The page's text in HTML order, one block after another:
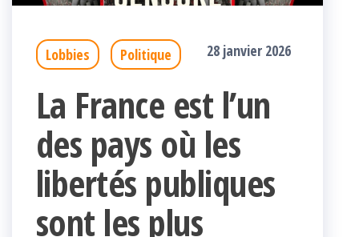
Lobbies Politique 28 janvier 2026
La France est l’un
des pays où les
libertés publiques
sont les plus